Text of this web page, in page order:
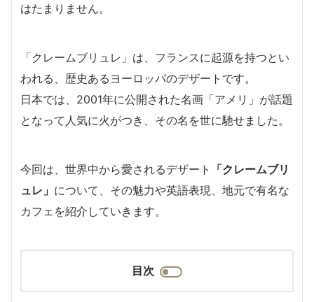
はたまりません。
「クレームブリュレ」は、フランスに起源を持つとい
われる、歴史あるヨーロッパのデザートです。
日本では、2001年に公開された名画「アメリ」が話題
となって人気に火がつき、その名を世に馳せました。
今回は、世界中から愛されるデザート
「クレームブリ
ュレ」 について、その魅力や英語表現、地元で有名な
カフェを紹介していきます。
目次